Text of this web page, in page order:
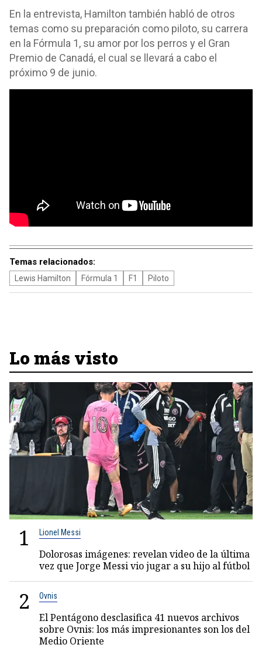
En la entrevista, Hamilton también habló de otros
temas como su preparación como piloto, su carrera
en la Fórmula 1, su amor por los perros y el Gran
Premio de Canadá, el cual se llevará a cabo el
próximo 9 de junio.
Temas relacionados:
Lewis Hamilton Fórmula 1 F1 Piloto
Lo más visto
1 Lionel Messi
Dolorosas imágenes: revelan video de la última
vez que Jorge Messi vio jugar a su hijo al fútbol
2 Ovnis
El Pentágono desclasifica 41 nuevos archivos
sobre Ovnis: los más impresionantes son los del
Medio Oriente